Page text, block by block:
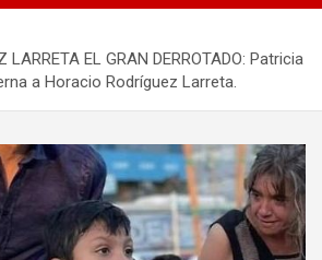
LARRETA EL GRAN DERROTADO: Patricia
a Horacio Rodríguez Larreta.